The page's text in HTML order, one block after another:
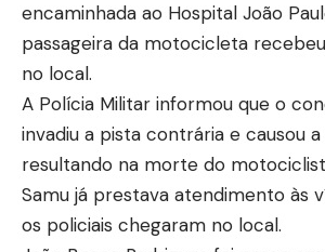
encaminhada ao Hospital João
passageira da motocicleta
no local.
A Polícia Militar informou que o
invadiu a pista contrária e causou
resultando na morte do
Samu já prestava atendimento às
os policiais chegaram no local.